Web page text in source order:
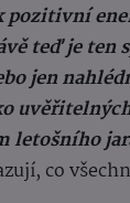
teď je ten
jen
letošního
co